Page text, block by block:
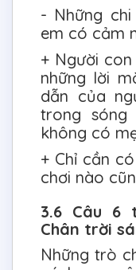
- Những
em có cảm
+ Người
những lời
dẫn của
trong
không có
+ Chỉ cần
chơi nào
3.6 Câu 6
Chân trời
Những trò